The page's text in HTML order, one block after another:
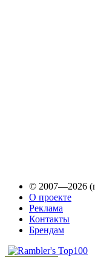
© 2007—2026
О проекте
Реклама
Контакты
Брендам